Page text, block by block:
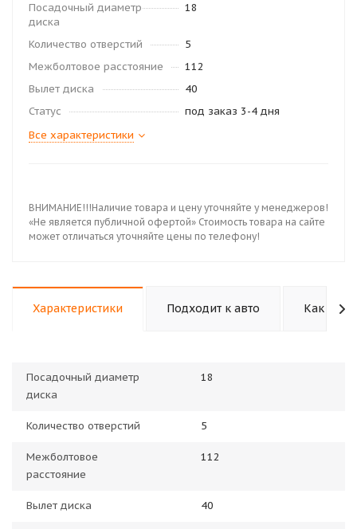
Посадочный диаметр
диска
18
Количество отверстий
5
Межболтовое расстояние
112
Вылет диска
40
Статус
под заказ 3-4 дня
Все характеристики
ВНИМАНИЕ!!!Наличие товара и цену уточняйте у менеджеров!
«Не является публичной офертой» Стоимость товара на сайте
может отличаться уточняйте цены по телефону!
Характеристики Подходит к авто Как
Посадочный диаметр
диска
18
Количество отверстий 5
Межболтовое
расстояние
112
Вылет диска 40